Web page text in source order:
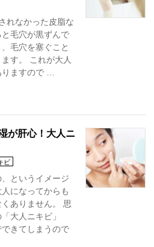
れなかった皮脂な
毛穴が黒ずんで
毛穴を塞ぐこと
す。 これが大人
ますので …
が肝心！大人ニ
ビ
というイメージ
になってからも
ありません。 思
大人ニキビ」
きてしまうので